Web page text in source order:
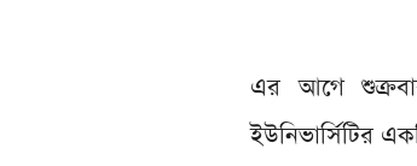
এর আগে
ইউনিভার্সিটির